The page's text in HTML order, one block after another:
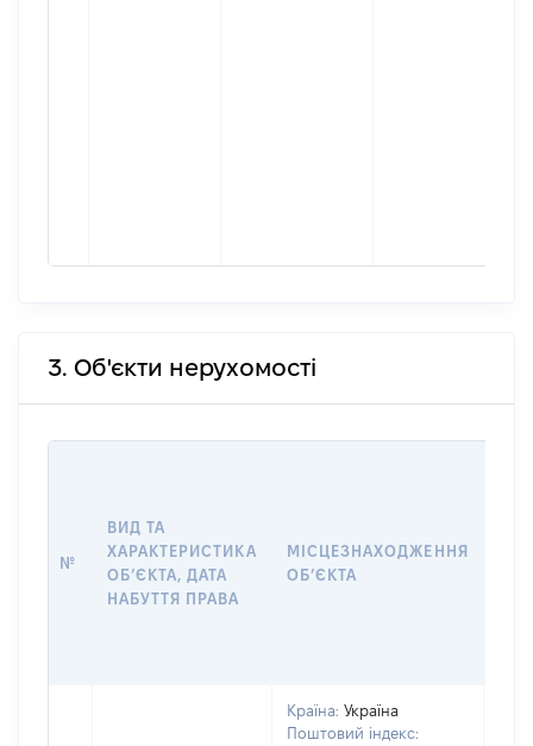
3. Об'єкти нерухомості
№
ВИД ТА
ХАРАКТЕРИСТИКА
ОБʼЄКТА, ДАТА
НАБУТТЯ ПРАВА
МІСЦЕЗНАХОДЖЕННЯ
ОБʼЄКТА
Країна: Україна
Поштовий індекс: